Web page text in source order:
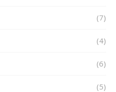
(7)
(4)
(6)
(5)